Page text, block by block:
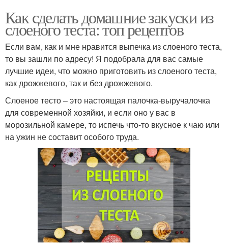
Как сделать домашние закуски из
слоеного теста: топ рецептов
Если вам, как и мне нравится выпечка из слоеного теста,
то вы зашли по адресу! Я подобрала для вас самые
лучшие идеи, что можно приготовить из слоеного теста,
как дрожжевого, так и без дрожжевого.
Слоеное тесто – это настоящая палочка-выручалочка
для современной хозяйки, и если оно у вас в
морозильной камере, то испечь что-то вкусное к чаю или
на ужин не составит особого труда.